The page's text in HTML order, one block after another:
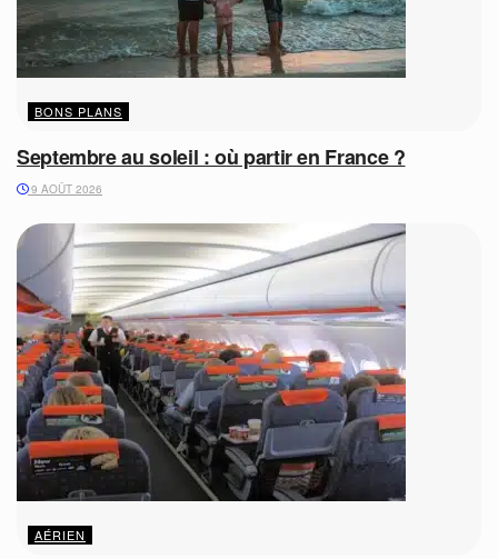
BONS PLANS
Septembre au soleil : où partir en France ?
9 AOÛT 2026
AÉRIEN